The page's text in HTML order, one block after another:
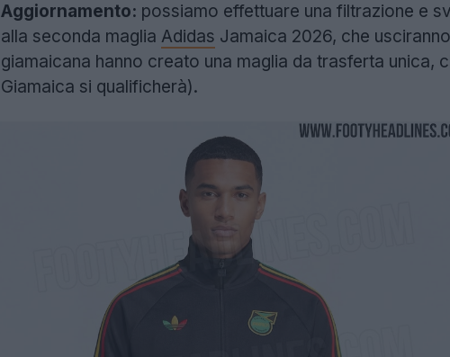
Aggiornamento: possiamo effettuare una filtrazione e
alla seconda maglia Adidas Jamaica 2026, che
giamaicana hanno creato una maglia da trasferta
Giamaica si qualificherà).